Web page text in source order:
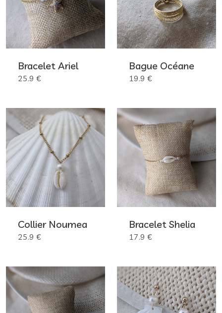
Bracelet Ariel
25.9 €
Bague Océane
19.9 €
Collier Noumea
25.9 €
Bracelet Shelia
17.9 €